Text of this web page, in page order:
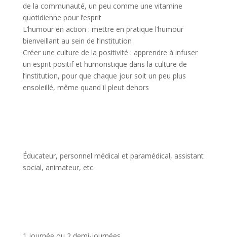
de la communauté, un peu comme une vitamine
quotidienne pour l’esprit
L’humour en action : mettre en pratique l’humour
bienveillant au sein de l’institution
Créer une culture de la positivité : apprendre à infuser
un esprit positif et humoristique dans la culture de
l’institution, pour que chaque jour soit un peu plus
ensoleillé, même quand il pleut dehors
Éducateur, personnel médical et paramédical, assistant
social, animateur, etc.